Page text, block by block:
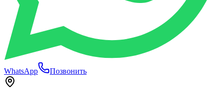
WhatsApp Позвонить